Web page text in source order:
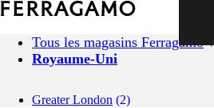
Tous les magasins Ferragamo
Royaume-Uni
Greater London (2)